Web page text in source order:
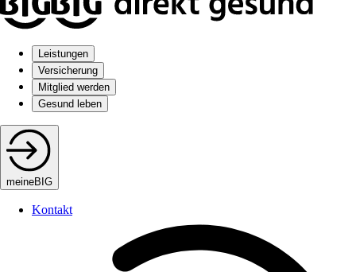
Leistungen
Versicherung
Mitglied werden
Gesund leben
meineBIG
Kontakt